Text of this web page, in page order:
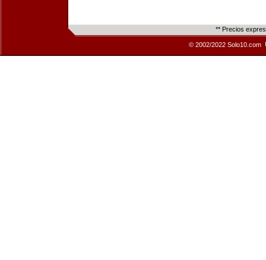
** Precios
© 2002/2022 Solo10.com